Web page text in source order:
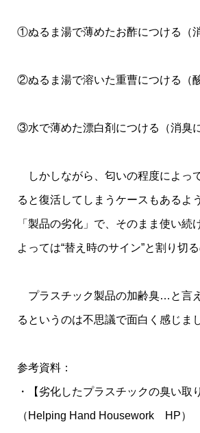
①ぬるま湯で薄めたお酢につける（
②ぬるま湯で溶いた重曹につける（
③水で薄めた漂白剤につける（消臭
しかしながら、匂いの程度によっ
ると復活してしまうケースもあるよ
「製品の劣化」で、そのまま使い
よっては“替え時のサイン”と割り切
プラスチック製品の加齢臭…と言
るというのは不思議で面白く感じま
参考資料：
・【劣化したプラスチックの臭い取
（Helping Hand Housework HP）